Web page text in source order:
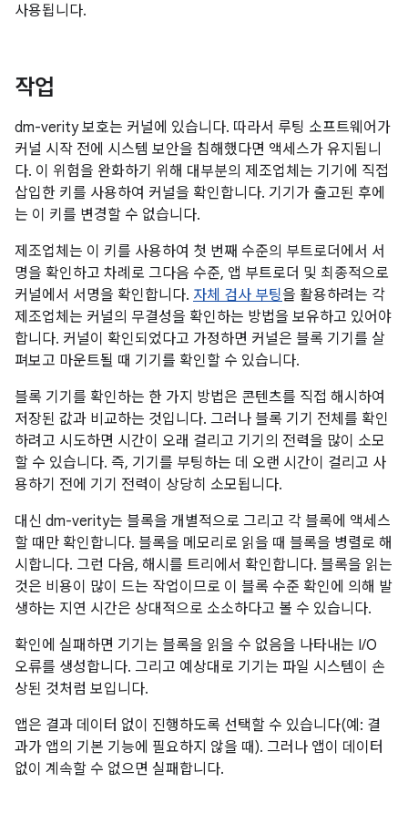
사용됩니다.
작업
dm-verity 보호는 커널에 있습니다. 따라서 루팅 소프트웨어가
커널 시작 전에 시스템 보안을 침해했다면 액세스가 유지됩니
다. 이 위험을 완화하기 위해 대부분의 제조업체는 기기에 직접
삽입한 키를 사용하여 커널을 확인합니다. 기기가 출고된 후에
는 이 키를 변경할 수 없습니다.
제조업체는 이 키를 사용하여 첫 번째 수준의 부트로더에서 서
명을 확인하고 차례로 그다음 수준, 앱 부트로더 및 최종적으로
커널에서 서명을 확인합니다. 자체 검사 부팅을 활용하려는 각
제조업체는 커널의 무결성을 확인하는 방법을 보유하고 있어야
합니다. 커널이 확인되었다고 가정하면 커널은 블록 기기를 살
펴보고 마운트될 때 기기를 확인할 수 있습니다.
블록 기기를 확인하는 한 가지 방법은 콘텐츠를 직접 해시하여
저장된 값과 비교하는 것입니다. 그러나 블록 기기 전체를 확인
하려고 시도하면 시간이 오래 걸리고 기기의 전력을 많이 소모
할 수 있습니다. 즉, 기기를 부팅하는 데 오랜 시간이 걸리고 사
용하기 전에 기기 전력이 상당히 소모됩니다.
대신 dm-verity는 블록을 개별적으로 그리고 각 블록에 액세스
할 때만 확인합니다. 블록을 메모리로 읽을 때 블록을 병렬로 해
시합니다. 그런 다음, 해시를 트리에서 확인합니다. 블록을 읽는
것은 비용이 많이 드는 작업이므로 이 블록 수준 확인에 의해 발
생하는 지연 시간은 상대적으로 소소하다고 볼 수 있습니다.
확인에 실패하면 기기는 블록을 읽을 수 없음을 나타내는 I/O
오류를 생성합니다. 그리고 예상대로 기기는 파일 시스템이 손
상된 것처럼 보입니다.
앱은 결과 데이터 없이 진행하도록 선택할 수 있습니다(예: 결
과가 앱의 기본 기능에 필요하지 않을 때). 그러나 앱이 데이터
없이 계속할 수 없으면 실패합니다.